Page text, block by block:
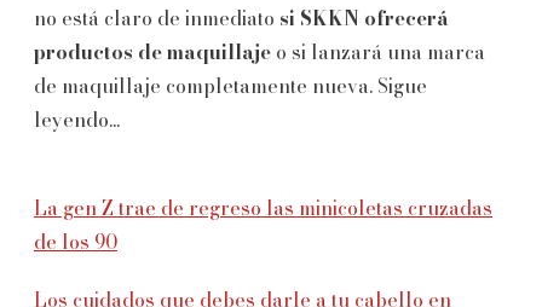
no está claro de inmediato si SKKN ofrecerá
productos de maquillaje o si lanzará una marca
de maquillaje completamente nueva. Sigue
leyendo...
La gen Z trae de regreso las minicoletas cruzadas
de los 90
Los cuidados que debes darle a tu cabello en